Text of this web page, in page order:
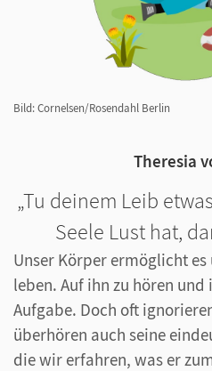
Bild: Cornelsen/Rosendahl Berlin
Theresia
Tu deinem Leib
Seele Lust hat,
Unser Körper ermöglicht es
leben. Auf ihn zu hören
Aufgabe. Doch oft
überhören auch seine
die wir erfahren, was er